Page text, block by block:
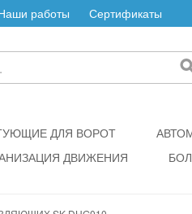
работы Сертификаты
ДЛЯ ВОРОТ
ДВИЖЕНИЯ